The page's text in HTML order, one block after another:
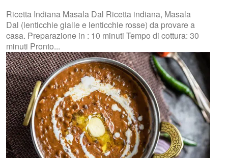
Ricetta Indiana Masala Dal Ricetta indiana, Masala
Dal (lenticchie gialle e lenticchie rosse) da provare a
casa. Preparazione in : 10 minuti Tempo di cottura: 30
minuti Pronto...